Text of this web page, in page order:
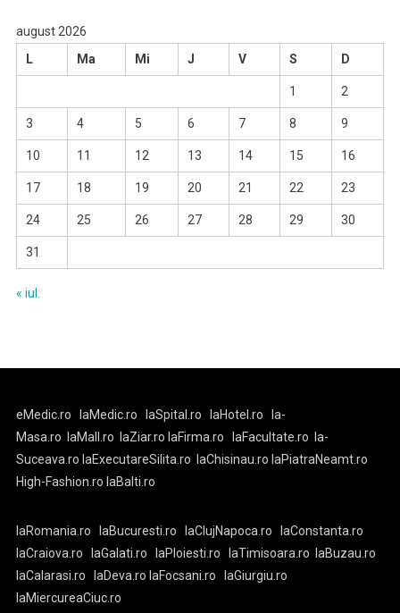
august 2026
L
Ma Mi J V S D
1 2
3 4 5 6 7 8 9
10 11 12 13 14 15 16
17 18 19 20 21 22 23
24 25 26 27 28 29 30
31
« iul.
eMedic.ro laMedic.ro laSpital.ro laHotel.ro
la-
Masa.ro
laMall.ro laZiar.ro laFirma.ro laFacultate.ro
la-
Suceava.ro laExecutareSilita.ro laChisinau.ro laPiatraNeamt.ro
High-Fashion.ro laBalti.ro
laRomania.ro laBucuresti.ro laClujNapoca.ro
laConstanta.ro
laCraiova.ro
laGalati.ro laPloiesti.ro laTimisoara.ro
laBuzau.ro
laCalarasi.ro
laDeva.ro laFocsani.ro
laGiurgiu.ro
laMiercureaCiuc.ro